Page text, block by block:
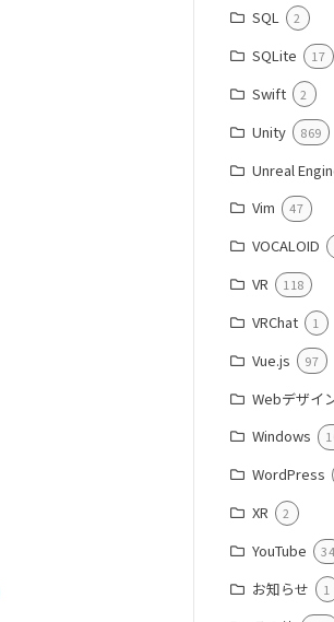
SQL 2
SQLite 17
Swift 2
Unity 869
Unreal
Vim 47
VOCALOID
VR 118
VRChat 1
Vue.js 97
Webデザイ
Windows
WordPress
XR 2
YouTube 34
お知らせ 1